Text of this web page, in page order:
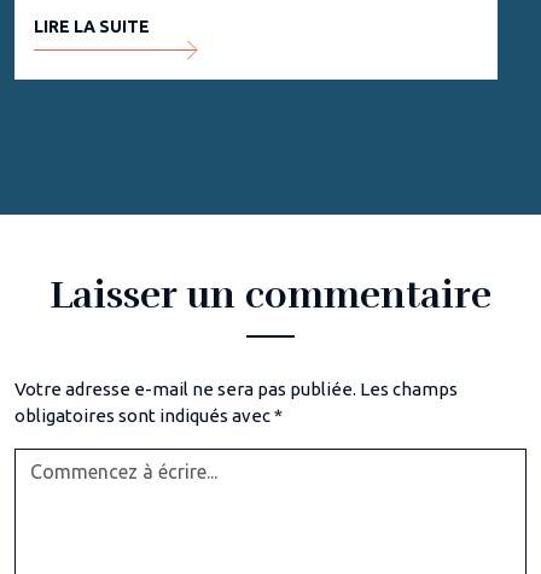
LIRE LA SUITE
Laisser un commentaire
Votre adresse e-mail ne sera pas publiée. Les champs
obligatoires sont indiqués avec*